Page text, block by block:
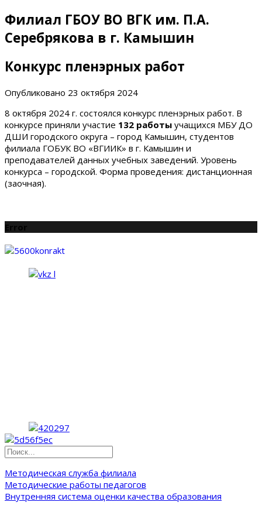
Филиал ГБОУ ВО ВГК им. П.А.
Серебрякова в г. Камышин
Конкурс пленэрных работ
Опубликовано 23 октября 2024
8 октября 2024 г. состоялся конкурс пленэрных работ. В
конкурсе приняли участие 132 работы учащихся МБУ ДО
ДШИ городского округа – город Камышин, студентов
филиала ГОБУК ВО «ВГИИК» в г. Камышин и
преподавателей данных учебных заведений. Уровень
конкурса – городской. Форма проведения: дистанционная
(заочная).
Error
Методическая служба филиала
Методические работы педагогов
Внутренняя система оценки качества образования